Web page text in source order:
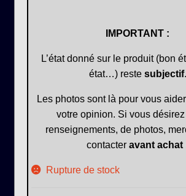
IMPORTANT :
L’état donné sur le produit (bon
état…) reste subjectif.
Les photos sont là pour vous
votre opinion. Si vous
renseignements, de photos,
contacter avant achat
Rupture de stock